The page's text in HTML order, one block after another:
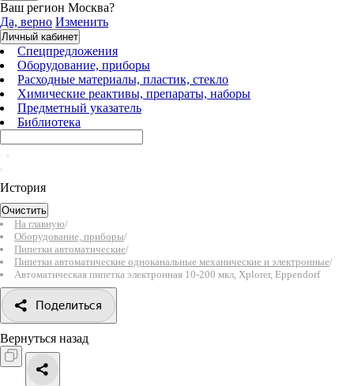
Ваш регион Москва?
Да, верно Изменить
Личный кабинет
Спецпредложения
Оборудование, приборы
Расходные материалы, пластик, стекло
Химические реактивы, препараты, наборы
Предметный указатель
Библиотека
История
Очистить
На главную/
Оборудование, приборы/
Пипетки автоматические/
Пипетки автоматические одноканальные механические и электронные/
Автоматическая пипетка электронная 10-200 мкл, Xplorer, Eppendorf
Поделиться
Вернуться назад